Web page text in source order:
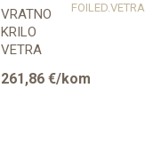
FOILED.VETRA
VRATNO
KRILO
VETRA
261,86 €/kom